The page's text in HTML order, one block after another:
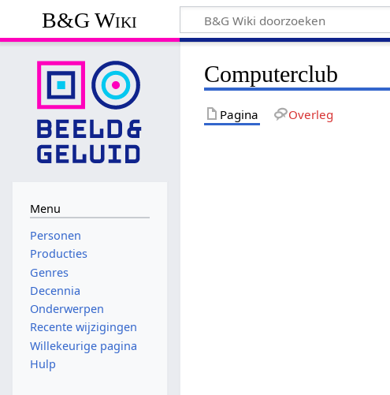
B&G Wiki
Computerclub
Pagina Overleg
Menu
Personen
Producties
Genres
Decennia
Onderwerpen
Recente wijzigingen
Willekeurige pagina
Hulp